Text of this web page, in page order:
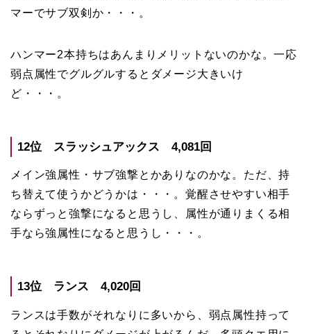
マーでサブ双剣か・・・。
ハンマー2本持ちはあんまりメリットないのかな。一応
弱点属性でグルグルするとダメージ大きいけ
ど・・・。
12位 スラッシュアックス 4,081回
メイン強属性・サブ強撃とかありなのかな。ただ、持
ち替えて使うかどうかは・・・。覚醒させやすい相手
ならずっと強撃になると思うし、属性が通りまくる相
手なら強属性になると思うし・・・。
13位 ランス 4,020回
ランスは手数がそれなりに多いから、弱点属性持って